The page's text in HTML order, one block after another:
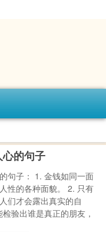
的句子
句子： 1. 金钱如同一面
性的各种面貌。 2. 只有
们才会露出真实的自
验出谁是真正的朋友，